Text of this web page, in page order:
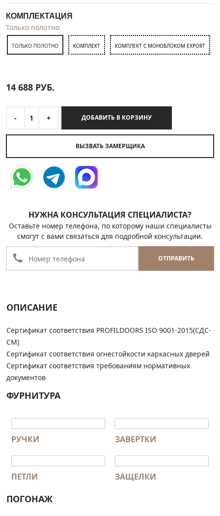
КОМПЛЕКТАЦИЯ
Только полотно
ТОЛЬКО ПОЛОТНО КОМПЛЕКТ КОМПЛЕКТ С МОНОБЛОКОМ EXPORT
14 688 РУБ.
- 1 + ДОБАВИТЬ В КОРЗИНУ
ВЫЗВАТЬ ЗАМЕРЩИКА
НУЖНА КОНСУЛЬТАЦИЯ СПЕЦИАЛИСТА?
Оставьте номер телефона, по которому наши специалисты
смогут с вами связаться для подробной консультации.
call ОТПРАВИТЬ
ОПИСАНИЕ
Сертификат соответствия PROFILDOORS ISO 9001-2015(СДС-
СМ)
Сертификат соответствия огнестойкости каркасных дверей
Сертификат соответствия требованиям нормативных
документов
ФУРНИТУРА
РУЧКИ ЗАВЕРТКИ
ПЕТЛИ ЗАЩЕЛКИ
ПОГОНАЖ